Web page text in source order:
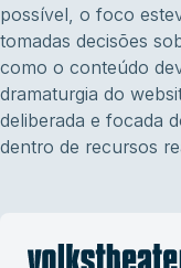
possível, o foco
tomadas decisões
como o conteúdo
dramaturgia do
deliberada e focada
dentro de recursos